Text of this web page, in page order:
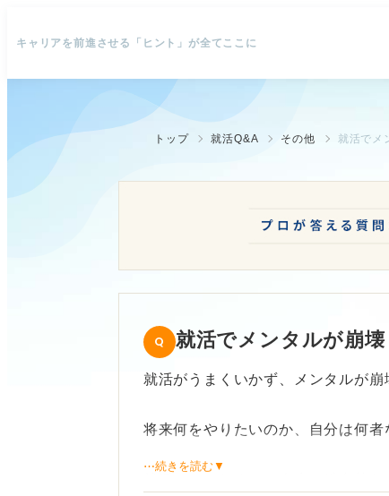
キャリアを前進させる「ヒント」が全てここに
トップ 就活Q&A その他 就活でメ
就活でメンタルが崩壊
就活がうまくいかず、メンタルが崩
将来何をやりたいのか、自分は何者
⋯続きを読む▼